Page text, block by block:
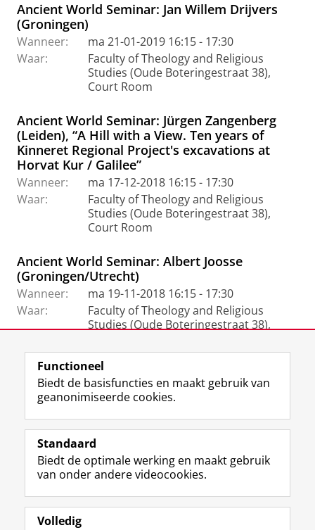
Ancient World Seminar: Jan Willem Drijvers
(Groningen)
Wanneer:
ma 21-01-2019 16:15 - 17:30
Waar:
Faculty of Theology and Religious
Studies (Oude Boteringestraat 38),
Court Room
Ancient World Seminar: Jürgen Zangenberg
(Leiden), “A Hill with a View. Ten years of
Kinneret Regional Project's excavations at
Horvat Kur / Galilee”
Wanneer:
ma 17-12-2018 16:15 - 17:30
Waar:
Faculty of Theology and Religious
Studies (Oude Boteringestraat 38),
Court Room
Ancient World Seminar: Albert Joosse
(Groningen/Utrecht)
Wanneer:
ma 19-11-2018 16:15 - 17:30
Waar:
Faculty of Theology and Religious
Studies (Oude Boteringestraat 38),
Volg de RUG
F
a
e
b
o
L
i
k
e
I
R
S
-
f
e
I
n
t
r
Y
o
T
e
Studiekiezers
Alumni
Functioneel
Biedt de basisfuncties en maakt gebruik van
geanonimiseerde cookies.
Standaard
Biedt de optimale werking en maakt gebruik
van onder andere videocookies.
Volledig